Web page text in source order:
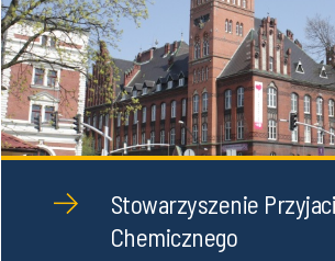
Stowarzyszenie